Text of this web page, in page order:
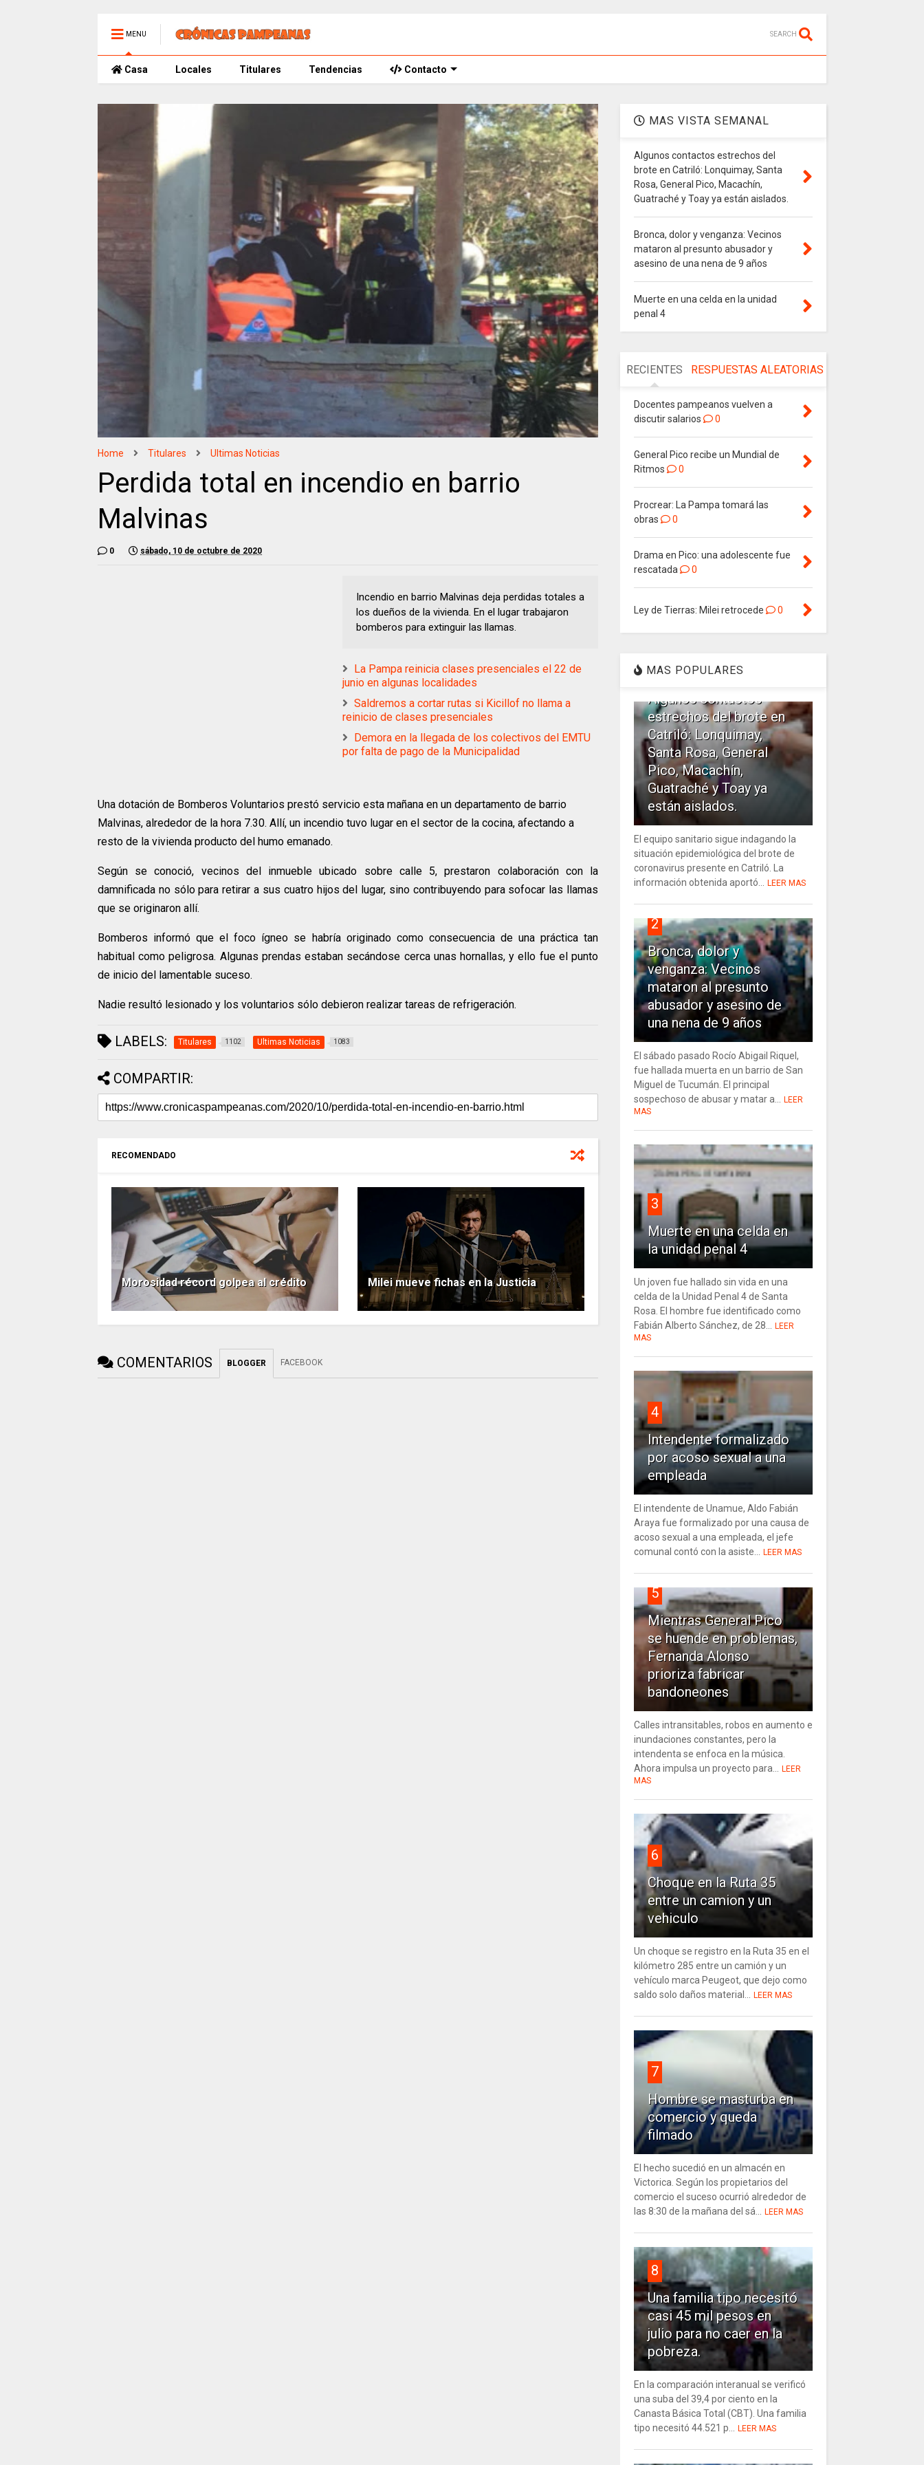
MENU SEARCH
Casa Locales Titulares Tendencias Contacto
Home Titulares Ultimas Noticias
Perdida total en incendio en barrio
Malvinas
0 sábado, 10 de octubre de 2020
Incendio en barrio Malvinas deja perdidas totales a
los dueños de la vivienda. En el lugar trabajaron
bomberos para extinguir las llamas.
La Pampa reinicia clases presenciales el 22 de
junio en algunas localidades
Saldremos a cortar rutas si Kicillof no llama a
reinicio de clases presenciales
Demora en la llegada de los colectivos del EMTU
por falta de pago de la Municipalidad
Una dotación de Bomberos Voluntarios prestó servicio esta mañana en un departamento de barrio
Malvinas, alrededor de la hora 7.30. Allí, un incendio tuvo lugar en el sector de la cocina, afectando a
resto de la vivienda producto del humo emanado.
Según se conoció, vecinos del inmueble ubicado sobre calle 5, prestaron colaboración con la
damnificada no sólo para retirar a sus cuatro hijos del lugar, sino contribuyendo para sofocar las llamas
que se originaron allí.
Bomberos informó que el foco ígneo se habría originado como consecuencia de una práctica tan
habitual como peligrosa. Algunas prendas estaban secándose cerca unas hornallas, y ello fue el punto
de inicio del lamentable suceso.
Nadie resultó lesionado y los voluntarios sólo debieron realizar tareas de refrigeración.
LABELS: Titulares 1102 Ultimas Noticias 1083
COMPARTIR:
RECOMENDADO
Morosidad récord golpea al crédito Milei mueve fichas en la Justicia
COMENTARIOS BLOGGER FACEBOOK
MAS VISTA SEMANAL
Algunos contactos estrechos del
brote en Catriló: Lonquimay, Santa
Rosa, General Pico, Macachín,
Guatraché y Toay ya están aislados.
Bronca, dolor y venganza: Vecinos
mataron al presunto abusador y
asesino de una nena de 9 años
Muerte en una celda en la unidad
penal 4
RECIENTES RESPUESTAS ALEATORIAS
Docentes pampeanos vuelven a
discutir salarios
0
General Pico recibe un Mundial de
Ritmos
0
Procrear: La Pampa tomará las
obras
0
Drama en Pico: una adolescente fue
rescatada
0
Ley de Tierras: Milei retrocede 0
MAS POPULARES
1
Algunos contactos
estrechos del brote en
Catriló: Lonquimay,
Santa Rosa, General
Pico, Macachín,
Guatraché y Toay ya
están aislados.
El equipo sanitario sigue indagando la
situación epidemiológica del brote de
coronavirus presente en Catriló. La
información obtenida aportó... LEER MAS
2
Bronca, dolor y
venganza: Vecinos
mataron al presunto
abusador y asesino de
una nena de 9 años
El sábado pasado Rocío Abigail Riquel,
fue hallada muerta en un barrio de San
Miguel de Tucumán. El principal
sospechoso de abusar y matar a... LEER
MAS
3
Muerte en una celda en
la unidad penal 4
Un joven fue hallado sin vida en una
celda de la Unidad Penal 4 de Santa
Rosa. El hombre fue identificado como
Fabián Alberto Sánchez, de 28... LEER
MAS
4
Intendente formalizado
por acoso sexual a una
empleada
El intendente de Unamue, Aldo Fabián
Araya fue formalizado por una causa de
acoso sexual a una empleada, el jefe
comunal contó con la asiste... LEER MAS
5
Mientras General Pico
se huende en problemas,
Fernanda Alonso
prioriza fabricar
bandoneones
Calles intransitables, robos en aumento e
inundaciones constantes, pero la
intendenta se enfoca en la música.
Ahora impulsa un proyecto para... LEER
MAS
6
Choque en la Ruta 35
entre un camion y un
vehiculo
Un choque se registro en la Ruta 35 en el
kilómetro 285 entre un camión y un
vehículo marca Peugeot, que dejo como
saldo solo daños material... LEER MAS
7
Hombre se masturba en
comercio y queda
filmado
El hecho sucedió en un almacén en
Victorica. Según los propietarios del
comercio el suceso ocurrió alrededor de
las 8:30 de la mañana del sá... LEER MAS
8
Una familia tipo necesitó
casi 45 mil pesos en
julio para no caer en la
pobreza.
En la comparación interanual se verificó
una suba del 39,4 por ciento en la
Canasta Básica Total (CBT). Una familia
tipo necesitó 44.521 p... LEER MAS